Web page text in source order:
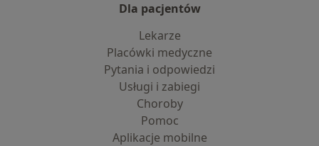
Dla pacjentów
Lekarze
Placówki medyczne
Pytania i odpowiedzi
Usługi i zabiegi
Choroby
Pomoc
Aplikacje mobilne